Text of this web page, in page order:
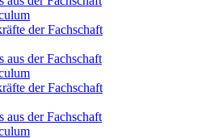
der Fachschaft
aus der Fachschaft
der Fachschaft
aus der Fachschaft